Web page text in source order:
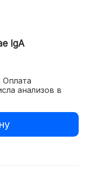
IgA
Оплата
анализов в